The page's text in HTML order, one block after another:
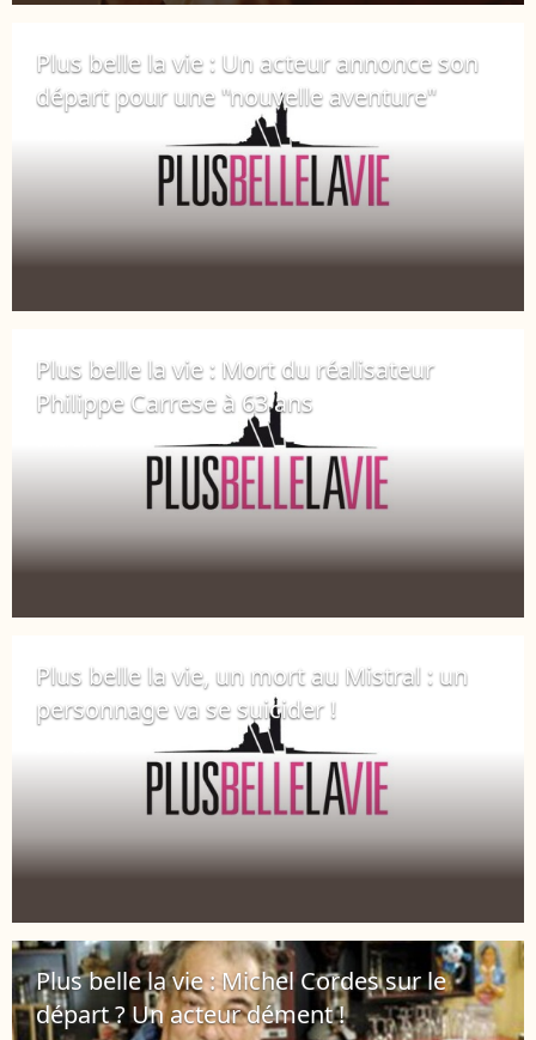
Plus belle la vie : Un acteur annonce son
départ pour une "nouvelle aventure"
Plus belle la vie : Mort du réalisateur
Philippe Carrese à 63 ans
Plus belle la vie, un mort au Mistral : un
personnage va se suicider !
Plus belle la vie : Michel Cordes sur le
départ ? Un acteur dément !